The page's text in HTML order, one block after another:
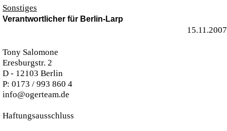
Sonstiges
Verantwortlicher für Berlin-Larp
Tony Salomone
Eresburgstr. 2
D - 12103 Berlin
P: 0173 / 993 860 4
info@ogerteam.de
Haftungsausschluss